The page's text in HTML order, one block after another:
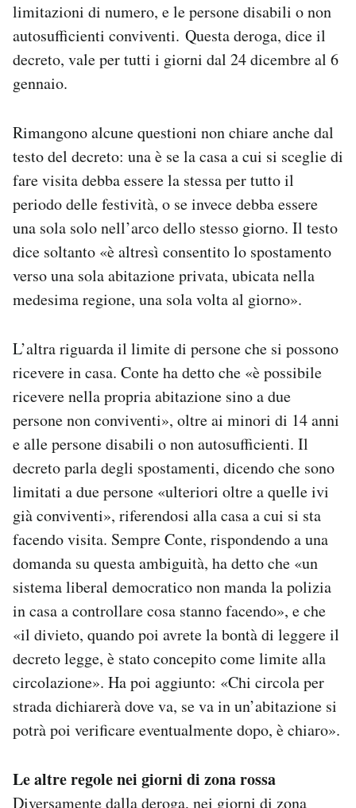
limitazioni di numero, e le persone disabili o non
autosufficienti conviventi. Questa deroga, dice il
decreto, vale per tutti i giorni dal 24 dicembre al 6
gennaio.
Rimangono alcune questioni non chiare anche dal
testo del decreto: una è se la casa a cui si sceglie di
fare visita debba essere la stessa per tutto il
periodo delle festività, o se invece debba essere
una sola solo nell’arco dello stesso giorno. Il testo
dice soltanto «è altresì consentito lo spostamento
verso una sola abitazione privata, ubicata nella
medesima regione, una sola volta al giorno».
L’altra riguarda il limite di persone che si possono
ricevere in casa. Conte ha detto che «è possibile
ricevere nella propria abitazione sino a due
persone non conviventi», oltre ai minori di 14 anni
e alle persone disabili o non autosufficienti. Il
decreto parla degli spostamenti, dicendo che sono
limitati a due persone «ulteriori oltre a quelle ivi
già conviventi», riferendosi alla casa a cui si sta
facendo visita. Sempre Conte, rispondendo a una
domanda su questa ambiguità, ha detto che «un
sistema liberal democratico non manda la polizia
in casa a controllare cosa stanno facendo», e che
«il divieto, quando poi avrete la bontà di leggere il
decreto legge, è stato concepito come limite alla
circolazione». Ha poi aggiunto: «Chi circola per
strada dichiarerà dove va, se va in un’abitazione si
potrà poi verificare eventualmente dopo, è chiaro».
Le altre regole nei giorni di zona rossa
Diversamente dalla deroga, nei giorni di zona